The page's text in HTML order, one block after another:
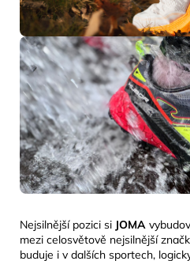
Nejsilnější pozici si JOMA
mezi celosvětově nejsilnější
buduje i v dalších sportech,